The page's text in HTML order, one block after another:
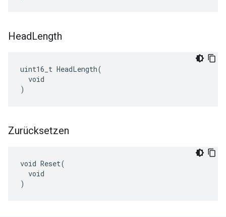
HeadLength
uint16_t HeadLength(
  void
)
Zurücksetzen
void Reset(
  void
)